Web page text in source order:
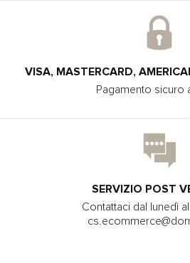
VISA, MASTERCARD,
Pagamento sicuro
SERVIZIO POST
Contattaci dal lunedì